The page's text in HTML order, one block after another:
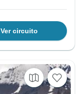
Ver circuito